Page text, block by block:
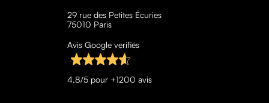
29 rue des Petites Écuries
75010 Paris
Avis Google verifiés
4,8/5 pour +1200 avis